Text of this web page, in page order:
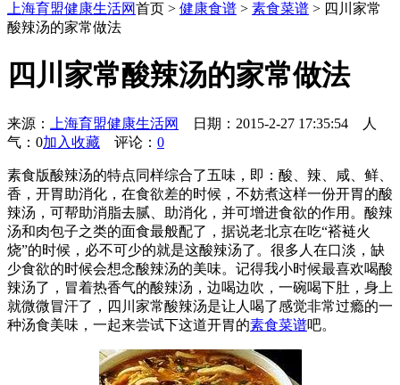
上海育盟健康生活网首页 > 健康食谱 > 素食菜谱 > 四川家常
酸辣汤的家常做法
四川家常酸辣汤的家常做法
来源： 上海育盟健康生活网 日期：2015-2-27 17:35:54
人
气：0加入收藏 评论： 0
素食版酸辣汤的特点同样综合了五味，即：酸、辣、咸、鲜、
香，开胃助消化，在食欲差的时候，不妨煮这样一份开胃的酸
辣汤，可帮助消脂去腻、助消化，并可增进食欲的作用。酸辣
汤和肉包子之类的面食最般配了，据说老北京在吃“褡裢火
烧”的时候，必不可少的就是这酸辣汤了。很多人在口淡，缺
少食欲的时候会想念酸辣汤的美味。记得我小时候最喜欢喝酸
辣汤了，冒着热香气的酸辣汤，边喝边吹，一碗喝下肚，身上
就微微冒汗了，四川家常酸辣汤是让人喝了感觉非常过瘾的一
种汤食美味，一起来尝试下这道开胃的素食菜谱吧。